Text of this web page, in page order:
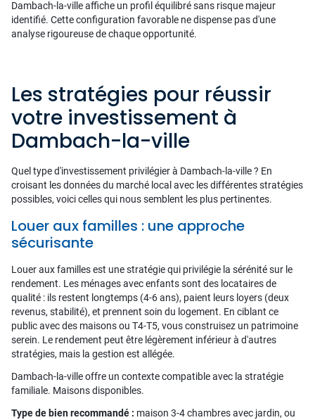
Dambach-la-ville affiche un profil équilibré sans risque majeur
identifié. Cette configuration favorable ne dispense pas d'une
analyse rigoureuse de chaque opportunité.
Les stratégies pour réussir
votre investissement à
Dambach-la-ville
Quel type d'investissement privilégier à Dambach-la-ville ? En
croisant les données du marché local avec les différentes stratégies
possibles, voici celles qui nous semblent les plus pertinentes.
Louer aux familles : une approche
sécurisante
Louer aux familles est une stratégie qui privilégie la sérénité sur le
rendement. Les ménages avec enfants sont des locataires de
qualité : ils restent longtemps (4-6 ans), paient leurs loyers (deux
revenus, stabilité), et prennent soin du logement. En ciblant ce
public avec des maisons ou T4-T5, vous construisez un patrimoine
serein. Le rendement peut être légèrement inférieur à d'autres
stratégies, mais la gestion est allégée.
Dambach-la-ville offre un contexte compatible avec la stratégie
familiale. Maisons disponibles.
Type de bien recommandé : maison 3-4 chambres avec jardin, ou